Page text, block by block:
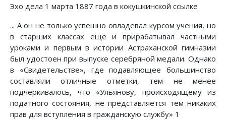
Эхо дела 1 марта 1887 года в кокушкинской ссылке
... А он не только успешно овладевал курсом учения, но
в старших классах еще и прирабатывал частными
уроками и первым в истории Астраханской гимназии
был удостоен при выпуске серебряной медали. Однако
в «Свидетельстве», где подавляющее большинство
составляли отличные отметки, тем не менее
подчеркивалось, что «Ульянову, происходящему из
податного состояния, не представляется тем никаких
прав для вступления в гражданскую службу» 1